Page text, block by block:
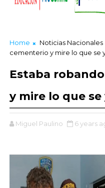
Home Noticias Nacionales
cementerio y mire lo que se
Estaba
y mire lo que se
Miguel Paulino 6 years